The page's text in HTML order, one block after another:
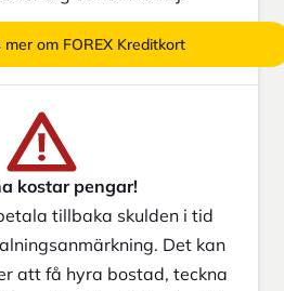
mer om FOREX Kreditkort
kostar pengar!
tillbaka skulden i tid
Det kan
att få hyra bostad, teckna